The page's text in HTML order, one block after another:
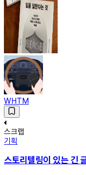
WHTM
스크랩
기획
스토리텔링이 있는 긴